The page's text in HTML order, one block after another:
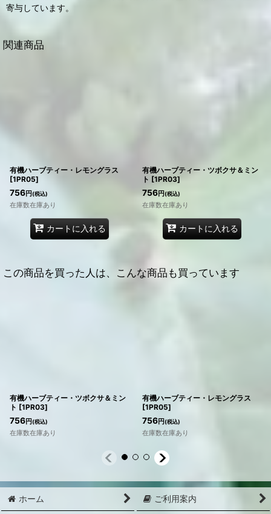
寄与しています。
関連商品
有機ハーブティー・レモングラス
[1PR05]
756円(税込)
在庫数在庫あり
カートに入れる
有機ハーブティー・ツボクサ＆ミン
ト [1PR03]
756円(税込)
在庫数在庫あり
カートに入れる
この商品を買った人は、こんな商品も買っています
有機ハーブティー・ツボクサ＆ミン
ト [1PR03]
756円(税込)
在庫数在庫あり
有機ハーブティー・レモングラス
[1PR05]
756円(税込)
在庫数在庫あり
ホーム ご利用案内